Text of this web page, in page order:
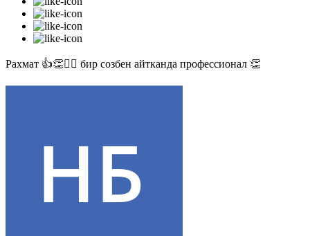
Рахмат 👍👏✊🏻 бир созбен айтканда профессионал 👏